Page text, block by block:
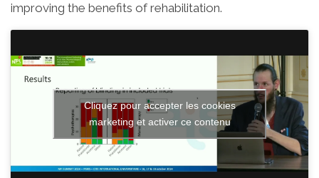
improving the benefits of rehabilitation.
Cliquez pour accepter les cookies
marketing et activer ce contenu